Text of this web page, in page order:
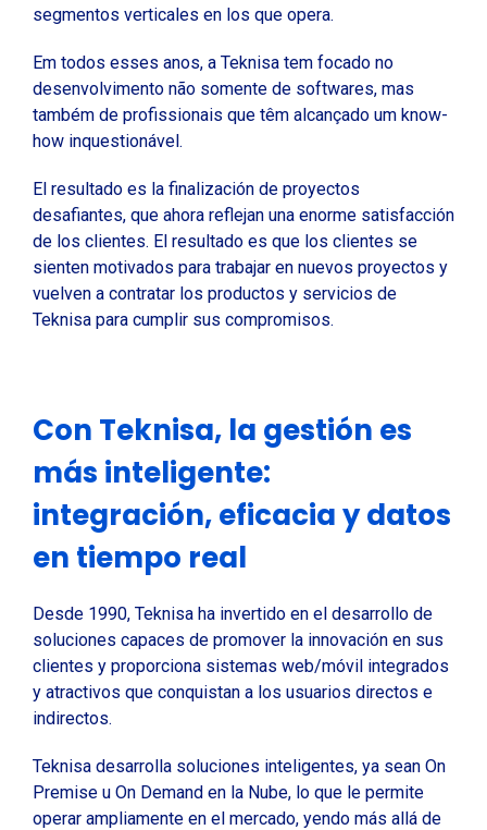
segmentos verticales en los que opera.
Em todos esses anos, a Teknisa tem focado no
desenvolvimento não somente de softwares, mas
também de profissionais que têm alcançado um know-
how inquestionável.
El resultado es la finalización de proyectos
desafiantes, que ahora reflejan una enorme satisfacción
de los clientes. El resultado es que los clientes se
sienten motivados para trabajar en nuevos proyectos y
vuelven a contratar los productos y servicios de
Teknisa para cumplir sus compromisos.
Con Teknisa, la gestión es
más inteligente:
integración, eficacia y datos
en tiempo real
Desde 1990, Teknisa ha invertido en el desarrollo de
soluciones capaces de promover la innovación en sus
clientes y proporciona sistemas web/móvil integrados
y atractivos que conquistan a los usuarios directos e
indirectos.
Teknisa desarrolla soluciones inteligentes, ya sean On
Premise u On Demand en la Nube, lo que le permite
operar ampliamente en el mercado, yendo más allá de